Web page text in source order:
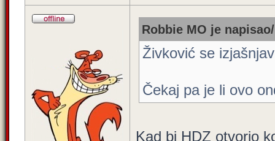
Robbie MO je
Živković se
Čekaj pa je li ovo
Kad bi HDZ otvorio